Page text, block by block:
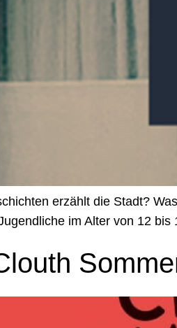
erzählt die Stadt?
im Alter von 12